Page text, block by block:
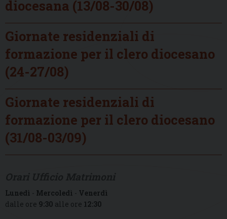
diocesana (13/08-30/08)
Giornate residenziali di
formazione per il clero diocesano
(24-27/08)
Giornate residenziali di
formazione per il clero diocesano
(31/08-03/09)
Lunedì - Mercoledì - Venerdì
dalle ore 9:30 alle ore 12:30